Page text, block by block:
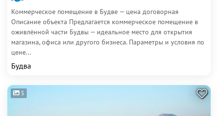
Коммерческое помещение в Будве — цена договорная
Описание объекта Предлагается коммерческое помещение в
оживлённой части Будвы — идеальное место для открытия
магазина, офиса или другого бизнеса. Параметры и условия по
цене...
Будва
5